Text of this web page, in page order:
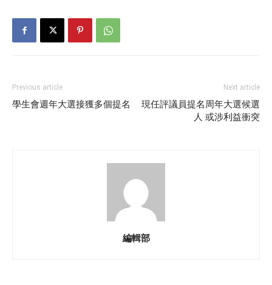
Previous article
學生會週年大選接獲多個提名
Next article
現任評議員提名周年大選候選
人 或涉利益衝突
編輯部